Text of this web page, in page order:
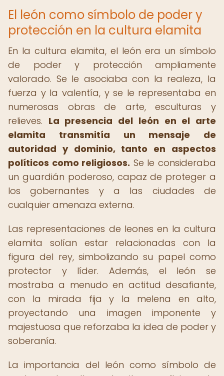
El león como símbolo de poder y
protección en la cultura elamita
En la cultura elamita, el león era un símbolo
de poder y protección ampliamente
valorado. Se le asociaba con la realeza, la
fuerza y la valentía, y se le representaba en
numerosas obras de arte, esculturas y
relieves. La presencia del león en el arte
elamita transmitía un mensaje de
autoridad y dominio, tanto en aspectos
políticos como religiosos. Se le consideraba
un guardián poderoso, capaz de proteger a
los gobernantes y a las ciudades de
cualquier amenaza externa.
Las representaciones de leones en la cultura
elamita solían estar relacionadas con la
figura del rey, simbolizando su papel como
protector y líder. Además, el león se
mostraba a menudo en actitud desafiante,
con la mirada fija y la melena en alto,
proyectando una imagen imponente y
majestuosa que reforzaba la idea de poder y
soberanía.
La importancia del león como símbolo de